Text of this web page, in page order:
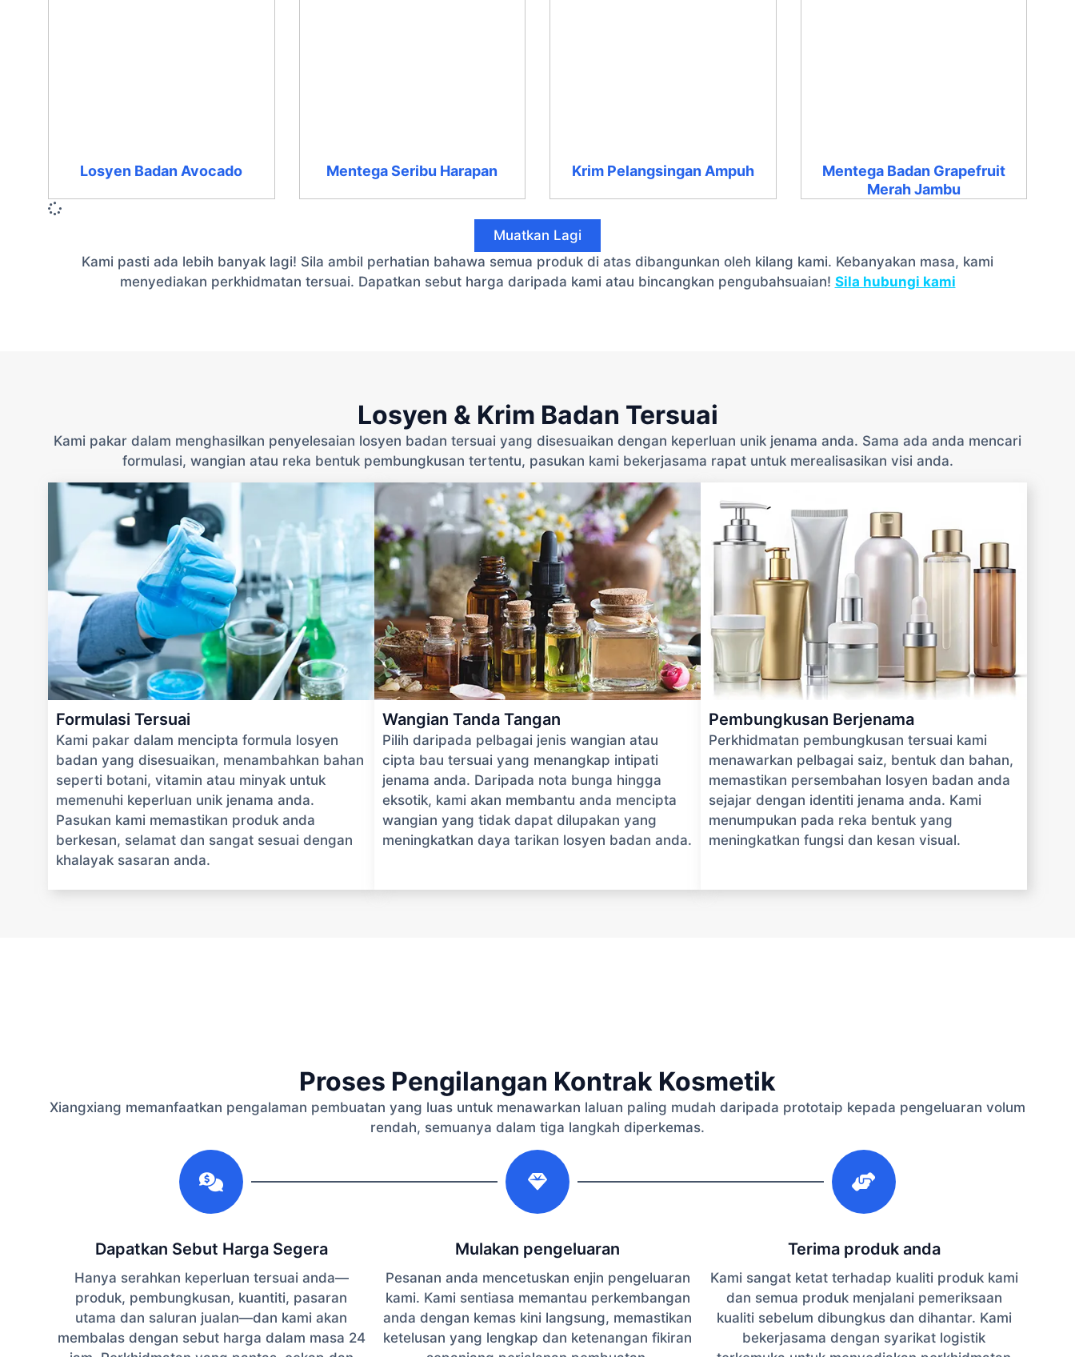
Losyen Badan Avocado Mentega Seribu Harapan Krim Pelangsingan Ampuh
Mentega Badan Grapefruit
Merah Jambu
Muatkan Lagi
Kami pasti ada lebih banyak lagi! Sila ambil perhatian bahawa semua produk di atas dibangunkan oleh kilang kami. Kebanyakan masa, kami
menyediakan perkhidmatan tersuai. Dapatkan sebut harga daripada kami atau bincangkan pengubahsuaian! Sila hubungi kami
Losyen & Krim Badan Tersuai
Kami pakar dalam menghasilkan penyelesaian losyen badan tersuai yang disesuaikan dengan keperluan unik jenama anda. Sama ada anda mencari
formulasi, wangian atau reka bentuk pembungkusan tertentu, pasukan kami bekerjasama rapat untuk merealisasikan visi anda.
Formulasi Tersuai
Kami pakar dalam mencipta formula losyen
badan yang disesuaikan, menambahkan bahan
seperti botani, vitamin atau minyak untuk
memenuhi keperluan unik jenama anda.
Pasukan kami memastikan produk anda
berkesan, selamat dan sangat sesuai dengan
khalayak sasaran anda.
Wangian Tanda Tangan
Pilih daripada pelbagai jenis wangian atau
cipta bau tersuai yang menangkap intipati
jenama anda. Daripada nota bunga hingga
eksotik, kami akan membantu anda mencipta
wangian yang tidak dapat dilupakan yang
meningkatkan daya tarikan losyen badan anda.
Pembungkusan Berjenama
Perkhidmatan pembungkusan tersuai kami
menawarkan pelbagai saiz, bentuk dan bahan,
memastikan persembahan losyen badan anda
sejajar dengan identiti jenama anda. Kami
menumpukan pada reka bentuk yang
meningkatkan fungsi dan kesan visual.
Proses Pengilangan Kontrak Kosmetik
Xiangxiang memanfaatkan pengalaman pembuatan yang luas untuk menawarkan laluan paling mudah daripada prototaip kepada pengeluaran volum
rendah, semuanya dalam tiga langkah diperkemas.
Dapatkan Sebut Harga Segera
Hanya serahkan keperluan tersuai anda—
produk, pembungkusan, kuantiti, pasaran
utama dan saluran jualan—dan kami akan
membalas dengan sebut harga dalam masa 24
Mulakan pengeluaran
Pesanan anda mencetuskan enjin pengeluaran
kami. Kami sentiasa memantau perkembangan
anda dengan kemas kini langsung, memastikan
ketelusan yang lengkap dan ketenangan fikiran
Terima produk anda
Kami sangat ketat terhadap kualiti produk kami
dan semua produk menjalani pemeriksaan
kualiti sebelum dibungkus dan dihantar. Kami
bekerjasama dengan syarikat logistik